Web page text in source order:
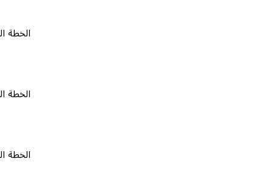
الخطة المجانية
الخطة المجانية
الخطة المجانية